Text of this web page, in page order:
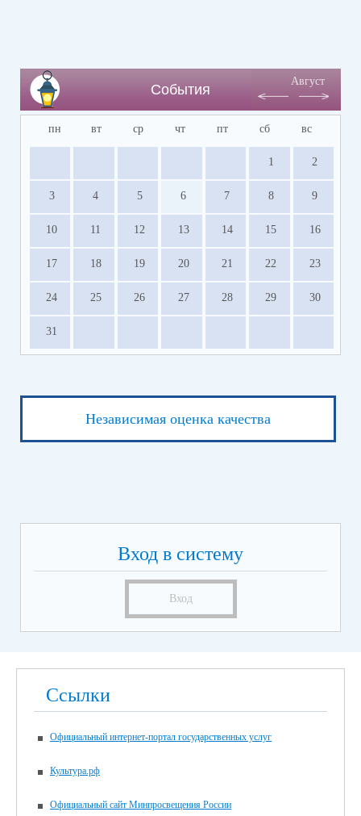
События
Август
пн вт ср чт пт сб вс
1 2
3 4 5 6 7 8 9
10 11 12 13 14 15 16
17 18 19 20 21 22 23
24 25 26 27 28 29 30
31
Независимая оценка качества
Вход в систему
Вход
Ссылки
Официальный интернет-портал государственных услуг
Культура.рф
Официальный сайт Минпросвещения России